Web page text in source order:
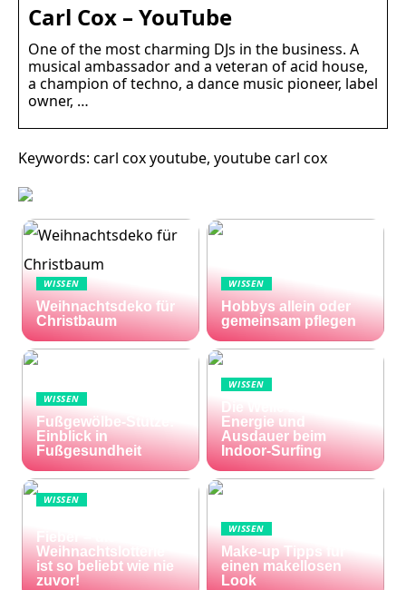
Carl Cox – YouTube
One of the most charming DJs in the business. A
musical ambassador and a veteran of acid house,
a champion of techno, a dance music pioneer, label
owner, …
Keywords: carl cox youtube, youtube carl cox
WISSEN
Weihnachtsdeko für
Christbaum
WISSEN
Hobbys allein oder
gemeinsam pflegen
WISSEN
Fußgewölbe-Stütze:
Einblick in
Fußgesundheit
WISSEN
Die Welle zu Hause:
Energie und
Ausdauer beim
Indoor-Surfing
WISSEN
Fieber – die El Gordo
Weihnachtslotterie
ist so beliebt wie nie
zuvor!
WISSEN
Make-up Tipps für
einen makellosen
Look